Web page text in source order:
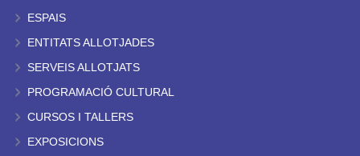
ESPAIS
ENTITATS ALLOTJADES
SERVEIS ALLOTJATS
PROGRAMACIÓ CULTURAL
CURSOS I TALLERS
EXPOSICIONS